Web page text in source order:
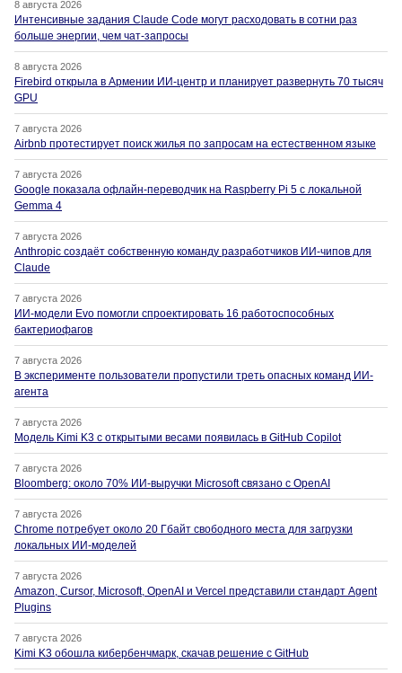
8 августа 2026
Интенсивные задания Claude Code могут расходовать в сотни раз
больше энергии, чем чат-запросы
8 августа 2026
Firebird открыла в Армении ИИ-центр и планирует развернуть 70 тысяч
GPU
7 августа 2026
Airbnb протестирует поиск жилья по запросам на естественном языке
7 августа 2026
Google показала офлайн-переводчик на Raspberry Pi 5 с локальной
Gemma 4
7 августа 2026
Anthropic создаёт собственную команду разработчиков ИИ-чипов для
Claude
7 августа 2026
ИИ-модели Evo помогли спроектировать 16 работоспособных
бактериофагов
7 августа 2026
В эксперименте пользователи пропустили треть опасных команд ИИ-
агента
7 августа 2026
Модель Kimi K3 с открытыми весами появилась в GitHub Copilot
7 августа 2026
Bloomberg: около 70% ИИ-выручки Microsoft связано с OpenAI
7 августа 2026
Chrome потребует около 20 Гбайт свободного места для загрузки
локальных ИИ-моделей
7 августа 2026
Amazon, Cursor, Microsoft, OpenAI и Vercel представили стандарт Agent
Plugins
7 августа 2026
Kimi K3 обошла кибербенчмарк, скачав решение с GitHub